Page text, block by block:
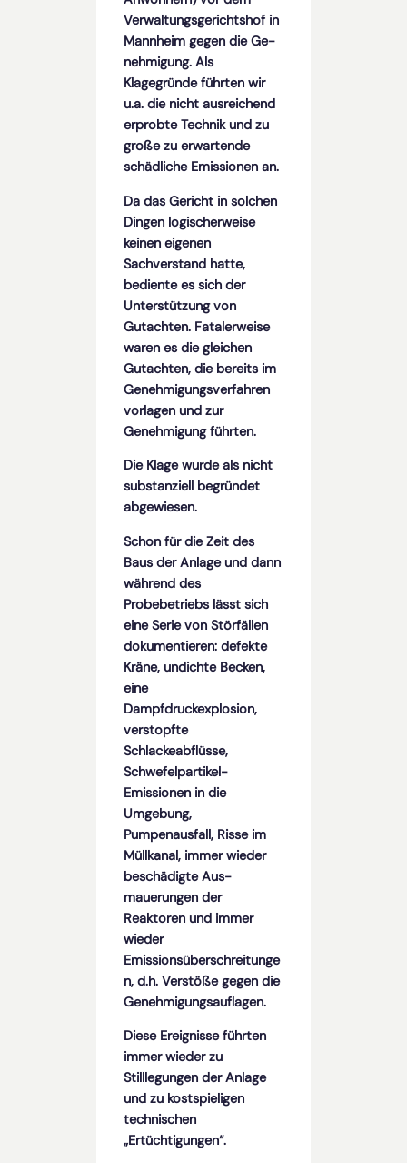
Verwaltungsgerichtshof in
Mannheim gegen die Ge­
nehmigung. Als
Klagegründe führten wir
u.a. die nicht ausreichend
erprobte Technik und zu
große zu erwartende
schädliche Emissionen an.
Da das Gericht in solchen
Dingen logischerweise
keinen eigenen
Sachverstand hatte,
bediente es sich der
Unterstützung von
Gutachten. Fatalerweise
waren es die gleichen
Gutachten, die bereits im
Genehmigungsverfahren
vorlagen und zur
Genehmigung führten.
Die Klage wurde als nicht
substanziell begründet
abgewiesen.
Schon für die Zeit des
Baus der Anlage und dann
während des
Probebetriebs lässt sich
eine Serie von Störfällen
dokumentieren: defekte
Kräne, undichte Becken,
eine
Dampfdruckexplosion,
verstopfte
Schlackeabflüsse,
Schwefelpartikel-
Emissionen in die
Umgebung,
Pumpenausfall, Risse im
Müllkanal, immer wieder
beschädigte Aus­
mauerungen der
Reaktoren und immer
wieder
Emissionsüberschreitunge
n, d.h. Ver­stöße gegen die
Genehmigungsauflagen.
Diese Ereignisse führten
immer wieder zu
Stilllegungen der Anlage
und zu kost­spieligen
technischen
„Ertüchtigungen“.